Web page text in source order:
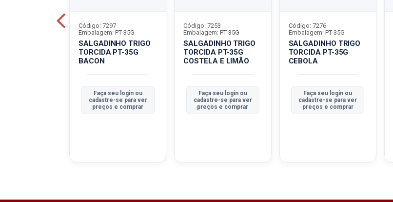
SALGADINHO TRIGO
TORCIDA PT-35G
BACON
Código: 7297
Embalagem: PT-35G
Faça seu login ou
cadastre-se para ver
preços e comprar
SALGADINHO TRIGO
TORCIDA PT-35G
COSTELA E LIMÃO
Código: 7253
Embalagem: PT-35G
Faça seu login ou
cadastre-se para ver
preços e comprar
SALGADINHO TRIGO
TORCIDA PT-35G
CEBOLA
Código: 7276
Embalagem: PT-35G
Faça seu login ou
cadastre-se para ver
preços e comprar